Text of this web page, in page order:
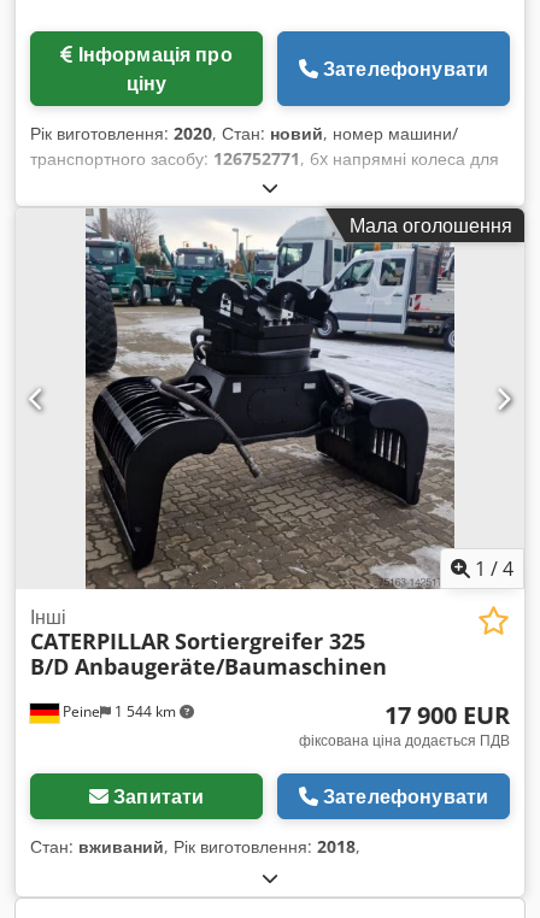
ціну
Зателефонувати
Рік виготовлення: 2020, Стан: новий, номер машини/
транспортного засобу: 126752771, 6x напрямні колеса для
гусеничного трактора Caterpillar D10 *НОВІ* Додаткова
інформація Dodemwit Njpfx Ac Ujwa Тип: ходова частина,
загальний стан: дуже добрий, технічний стан: дуже добрий,
візуальний стан: дуже добрий,
Мала оголошення
1 /4
Peine 1 544 km
Інші
CATERPILLARSortiergreifer 325
B/D Anbaugeräte/Baumaschinen
17 900 EUR
фіксована ціна додається ПДВ
Запитати Зателефонувати
Стан: вживаний, Рік виготовлення: 2018,